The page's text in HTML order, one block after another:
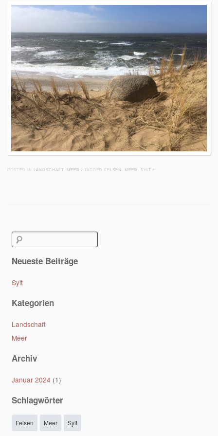
POSTED IN LANDSCHAFT MEER / TAGGED FELSEN MEER SYLT /
Suchen
Neueste Beiträge
Sylt
Kategorien
Landschaft
Meer
Archiv
Januar 2024 (1)
Schlagwörter
Felsen Meer Sylt